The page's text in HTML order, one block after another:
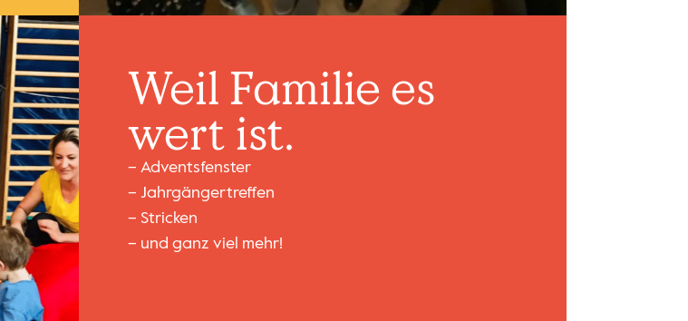
Weil Familie es
wert ist.
– Adventsfenster
– Jahrgängertreffen
– Stricken
– und ganz viel mehr!